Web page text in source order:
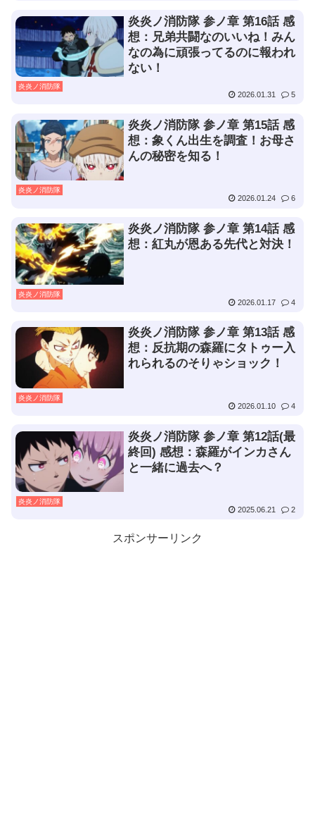
炎炎ノ消防隊
炎炎ノ消防隊 参ノ章 第16話 感
想：兄弟共闘なのいいね！みん
なの為に頑張ってるのに報われ
ない！
2026.01.31 5
炎炎ノ消防隊
炎炎ノ消防隊 参ノ章 第15話 感
想：象くん出生を調査！お母さ
んの秘密を知る！
2026.01.24 6
炎炎ノ消防隊
炎炎ノ消防隊 参ノ章 第14話 感
想：紅丸が恩ある先代と対決！
2026.01.17 4
炎炎ノ消防隊
炎炎ノ消防隊 参ノ章 第13話 感
想：反抗期の森羅にタトゥー入
れられるのそりゃショック！
2026.01.10 4
炎炎ノ消防隊
炎炎ノ消防隊 参ノ章 第12話(最
終回) 感想：森羅がインカさん
と一緒に過去へ？
2025.06.21 2
スポンサーリンク